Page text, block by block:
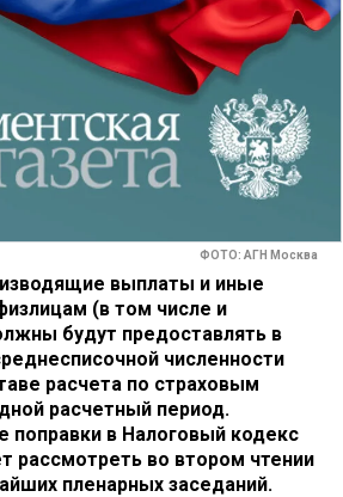
ФОТО: АГН Москва
выплаты и иные
(в том числе и
будут предоставлять в
численности
расчета по страховым
расчетный период.
поправки в Налоговый кодекс
рассмотреть во втором чтении
пленарных заседаний.